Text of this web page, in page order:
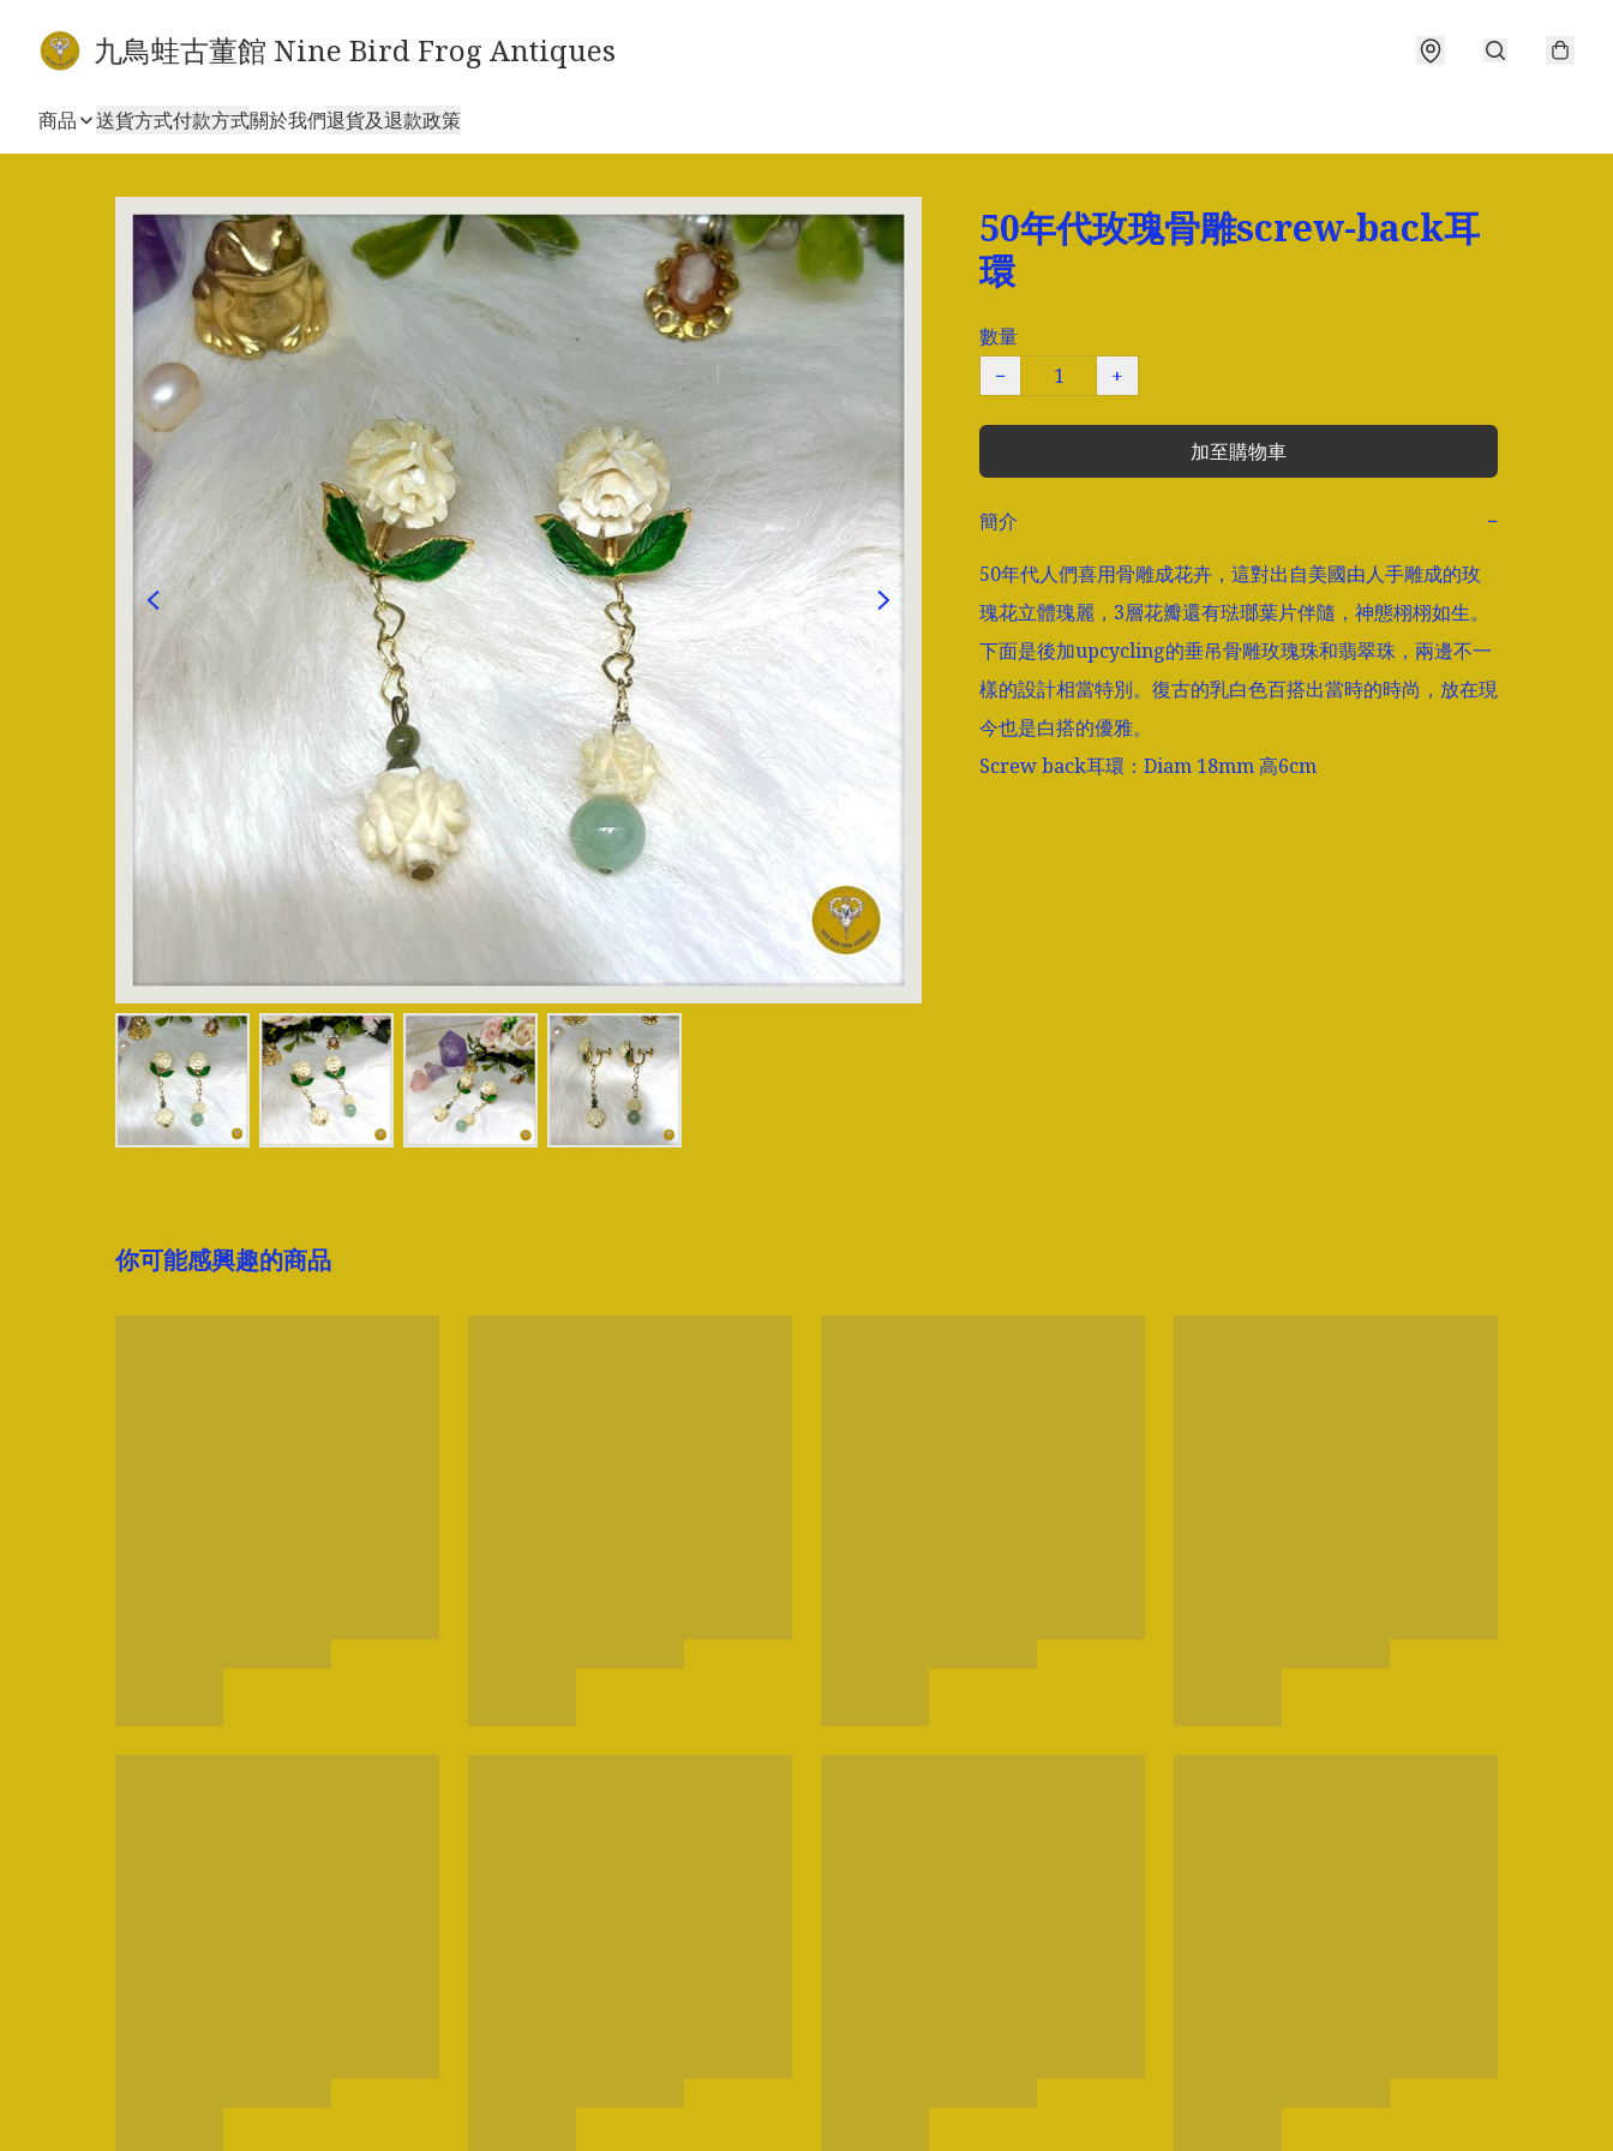
九鳥蛙古董館 Nine Bird Frog Antiques
商品 送貨方式付款方式關於我們退貨及退款政策
50年代玫瑰骨雕screw-back耳
環
數量
−
+
加至購物車
簡介
−
50年代人們喜用骨雕成花卉，這對出自美國由人手雕成的玫
瑰花立體瑰麗，3層花瓣還有琺瑯葉片伴隨，神態栩栩如生。
下面是後加upcycling的垂吊骨雕玫瑰珠和翡翠珠，兩邊不一
樣的設計相當特別。復古的乳白色百搭出當時的時尚，放在現
今也是白搭的優雅。
Screw back耳環：Diam 18mm 高6cm
你可能感興趣的商品